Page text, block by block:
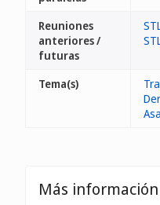
Reuniones
anteriores /
futuras
Tema(s)
Más información